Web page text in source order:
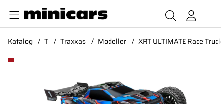
Katalog T Traxxas Modeller XRT ULTIMATE Race
Produktbilder XRT ULTIMATE Race Truck TQi TSM RTR